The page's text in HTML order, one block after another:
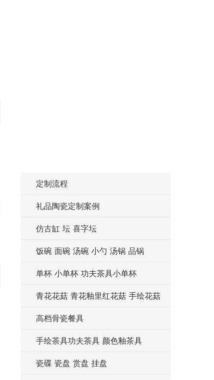
定制流程
礼品陶瓷定制案例
仿古缸 坛 喜字坛
饭碗 面碗 汤碗 小勺 汤锅 品锅
单杯 小单杯 功夫茶具小单杯
青花花菇 青花釉里红花菇 手绘花菇
高档骨瓷餐具
手绘茶具功夫茶具 颜色釉茶具
瓷碟 瓷盘 赏盘 挂盘